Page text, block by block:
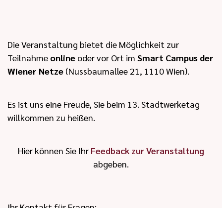
Die Veranstaltung bietet die Möglichkeit zur
Teilnahme online oder vor Ort im Smart Campus der
Wiener Netze (Nussbaumallee 21, 1110 Wien).
Es ist uns eine Freude, Sie beim 13. Stadtwerketag
willkommen zu heißen.
Hier können Sie Ihr Feedback zur Veranstaltung
abgeben.